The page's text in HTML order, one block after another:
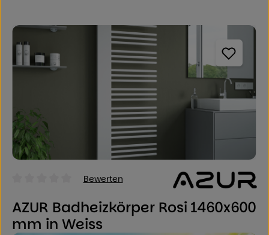
Bildergalerie überspringen
Durchschnittliche Bewertung von 0 von 5 Sternen
Bewerten
AZUR Badheizkörper Rosi 1460x600
mm in Weiss